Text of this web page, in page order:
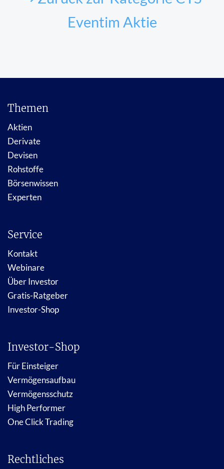
Eventim Aktie
Themen
Aktien
Derivate
Devisen
Rohstoffe
Börsenwissen
Experten
Service
Kontakt
Webinare
Über Investor
Gratis-Ratgeber
Investor-Shop
Investor-Shop
Für Einsteiger
Vermögensaufbau
Vermögensschutz
High Performer
One Click Trading
Rechtliches